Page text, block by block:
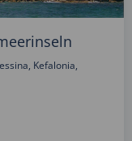
Kefalonia,